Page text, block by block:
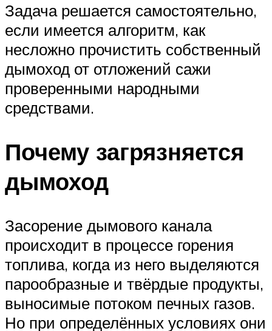
Задача решается самостоятельно,
если имеется алгоритм, как
несложно прочистить собственный
дымоход от отложений сажи
проверенными народными
средствами.
Почему загрязняется
дымоход
Засорение дымового канала
происходит в процессе горения
топлива, когда из него выделяются
парообразные и твёрдые продукты,
выносимые потоком печных газов.
Но при определённых условиях они